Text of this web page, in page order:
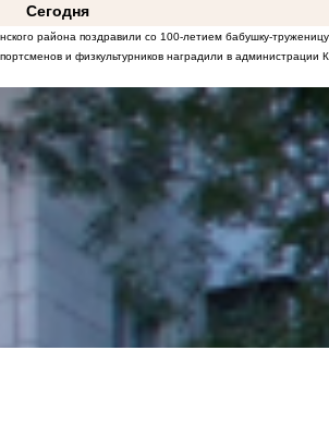
Сегодня
района поздравили со 100-летием бабушку-труженицу
и физкультурников наградили в